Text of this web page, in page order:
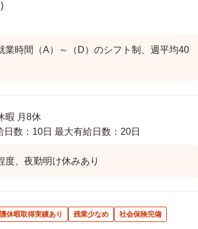
時間（A）～（D）のシフト制、週平均40
暇 月8休
数：10日 最大有給日数：20日
度、夜勤明け休みあり
休暇取得実績あり 残業少なめ
社会保険完備